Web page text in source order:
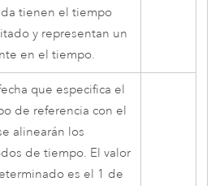
tienen el tiempo
y representan un
en el tiempo.
que especifica el
de referencia con el
alinearán los
de tiempo. El valor
es el 1 de